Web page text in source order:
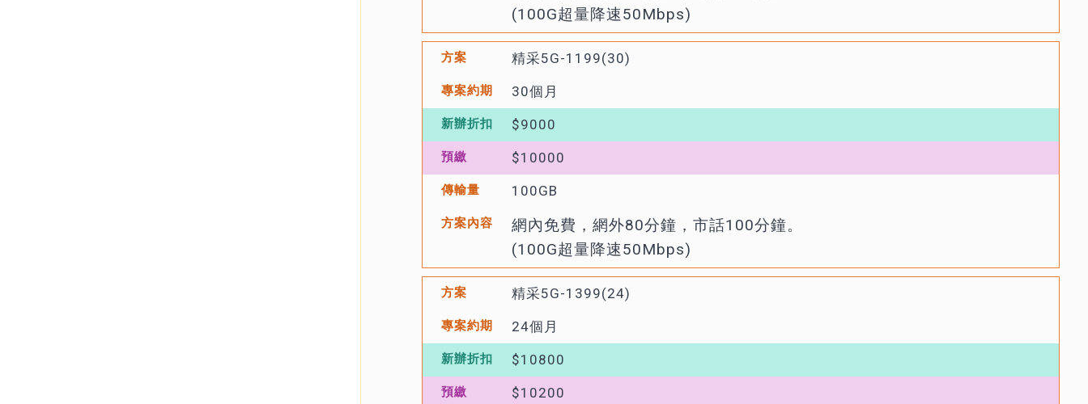
(100G超量降速50Mbps)
精采5G-1199(30)
30個月
$9000
$10000
100GB
網內免費，網外80分鐘，市話100分鐘。
(100G超量降速50Mbps)
精采5G-1399(24)
24個月
$10800
$10200